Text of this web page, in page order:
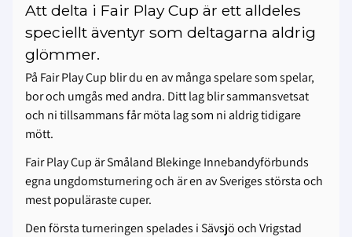
Att delta i Fair Play Cup är ett alldeles
speciellt äventyr som deltagarna aldrig
glömmer.
På Fair Play Cup blir du en av många spelare som spelar,
bor och umgås med andra. Ditt lag blir sammansvetsat
och ni tillsammans får möta lag som ni aldrig tidigare
mött.
Fair Play Cup är Småland Blekinge Innebandyförbunds
egna ungdomsturnering och är en av Sveriges största och
mest populäraste cuper.
Den första turneringen spelades i Sävsjö och Vrigstad